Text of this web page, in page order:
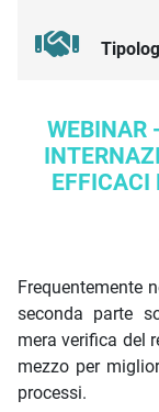
WEBINAR
EFFICACI
Frequentemente
seconda parte
mera verifica del
mezzo per
processi.